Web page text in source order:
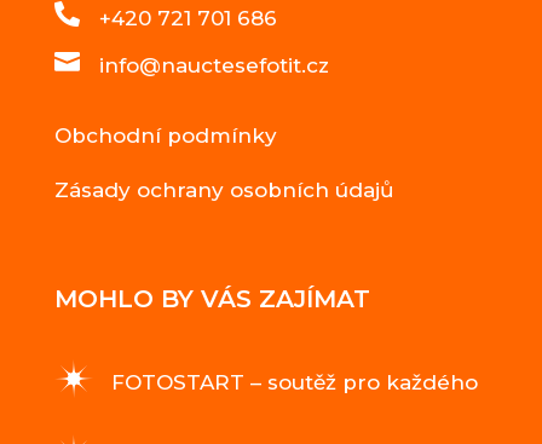
 +420 721 701 686
 info@nauctesefotit.cz
Obchodní podmínky
Zásady ochrany osobních údajů
MOHLO BY VÁS ZAJÍMAT
FOTOSTART – soutěž pro každého